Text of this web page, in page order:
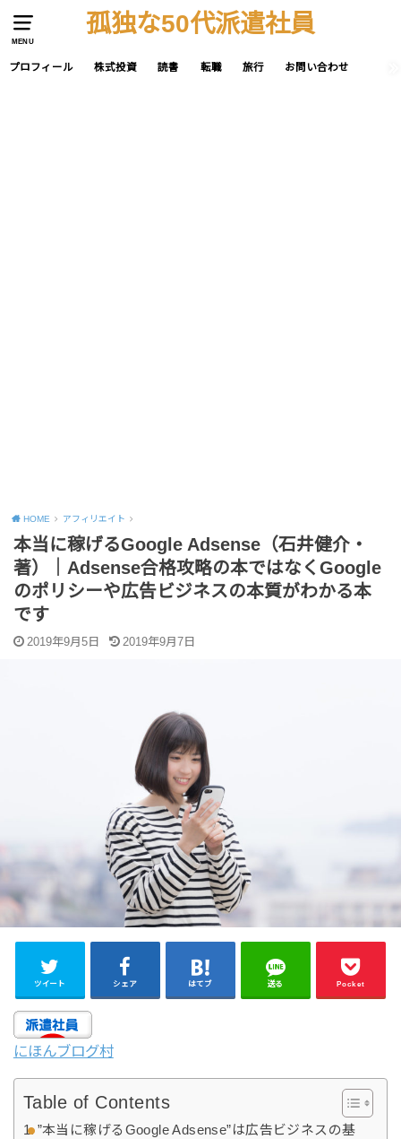
MENU
孤独な50代派遣社員
プロフィール 株式投資 読書 転職 旅行 お問い合わせ
HOME アフィリエイト
本当に稼げるGoogle Adsense（石井健介・
著）｜Adsense合格攻略の本ではなくGoogle
のポリシーや広告ビジネスの本質がわかる本
です
2019年9月5日 2019年9月7日
ツイート シェア はてブ 送る Pocket
にほんブログ村
Table of Contents
”本当に稼げるGoogle Adsense”は広告ビジネスの基